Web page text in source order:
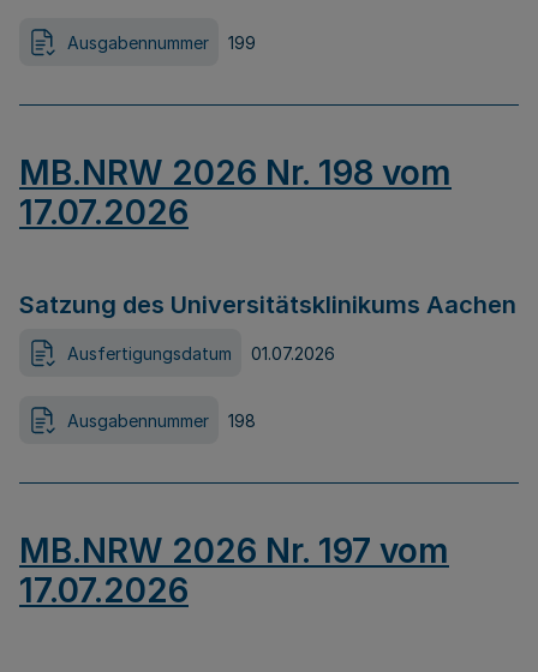
Ausgabennummer 199
MB.NRW 2026 Nr. 198 vom
17.07.2026
Satzung des Universitätsklinikums Aachen
Ausfertigungsdatum 01.07.2026
Ausgabennummer 198
MB.NRW 2026 Nr. 197 vom
17.07.2026